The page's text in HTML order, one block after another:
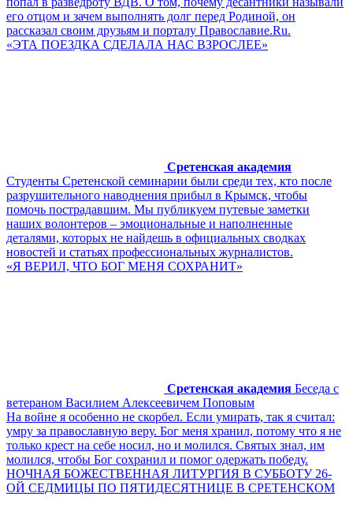
его отцом и зачем выполнять долг перед Родиной, он
рассказал своим друзьям и порталу Православие.Ru.
«ЭТА ПОЕЗДКА СДЕЛАЛА НАС ВЗРОСЛЕЕ»
Сретенская академия
Студенты Сретенской семинарии были среди тех, кто после
разрушительного наводнения прибыл в Крымск, чтобы
помочь пострадавшим. Мы публикуем путевые заметки
наших волонтеров – эмоциональные и наполненные
деталями, которых не найдешь в официальных сводках
новостей и статьях профессиональных журналистов.
«Я ВЕРИЛ, ЧТО БОГ МЕНЯ СОХРАНИТ»
Сретенская академия Беседа с
ветераном Василием Алексеевичем Поповым
На войне я особенно не скорбел. Если умирать, так я считал:
умру за православную веру. Бог меня хранил, потому что я не
только крест на себе носил, но и молился. Святых знал, им
молился, чтобы Бог сохранил и помог одержать победу.
НОЧНАЯ БОЖЕСТВЕННАЯ ЛИТУРГИЯ В СУББОТУ 26-
ОЙ СЕДМИЦЫ ПО ПЯТИДЕСЯТНИЦЕ В СРЕТЕНСКОМ